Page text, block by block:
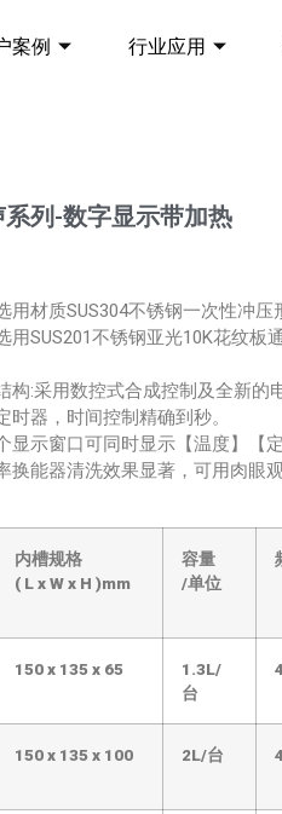
案例 行业应用
列-数字显示带加热
用材质SUS304不锈钢一次性冲
用SUS201不锈钢亚光10K花纹
构:采用数控式合成控制及全新
时器，时间控制精确到秒。
显示窗口可同时显示【温度】【
换能器清洗效果显著，可用肉眼
内槽规格
( LxWx H )mm
容量
/单位
150x 135 x 65
1.3L/
台
150x 135 x 100 2L/台